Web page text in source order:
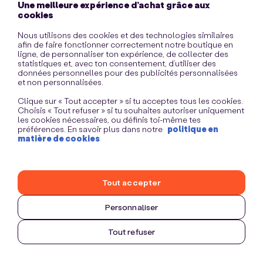
Une meilleure expérience d’achat grâce aux
cookies
Nous utilisons des cookies et des technologies similaires
afin de faire fonctionner correctement notre boutique en
ligne, de personnaliser ton expérience, de collecter des
statistiques et, avec ton consentement, d’utiliser des
données personnelles pour des publicités personnalisées
et non personnalisées.
Clique sur « Tout accepter » si tu acceptes tous les cookies.
Choisis « Tout refuser » si tu souhaites autoriser uniquement
les cookies nécessaires, ou définis toi-même tes
préférences. En savoir plus dans notre politique en
matière de cookies
Personnaliser
Tout refuser
Tout accepter